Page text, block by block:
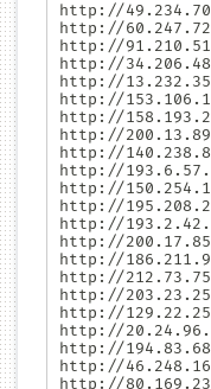
http://
http://
http://
http://
http://
http://
http://
http://
http://
http://
http://
http://
http://
http://
http://
http://
http://
http://
http://
http://
http://
http://